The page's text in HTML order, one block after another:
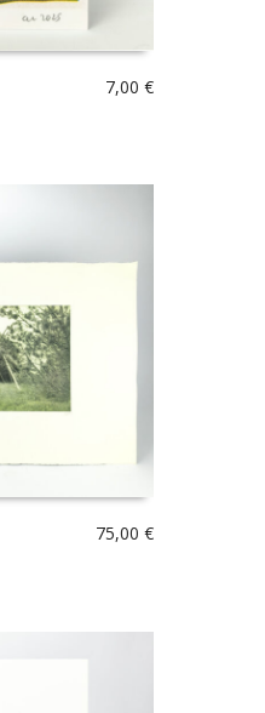
7,00€
75,00€